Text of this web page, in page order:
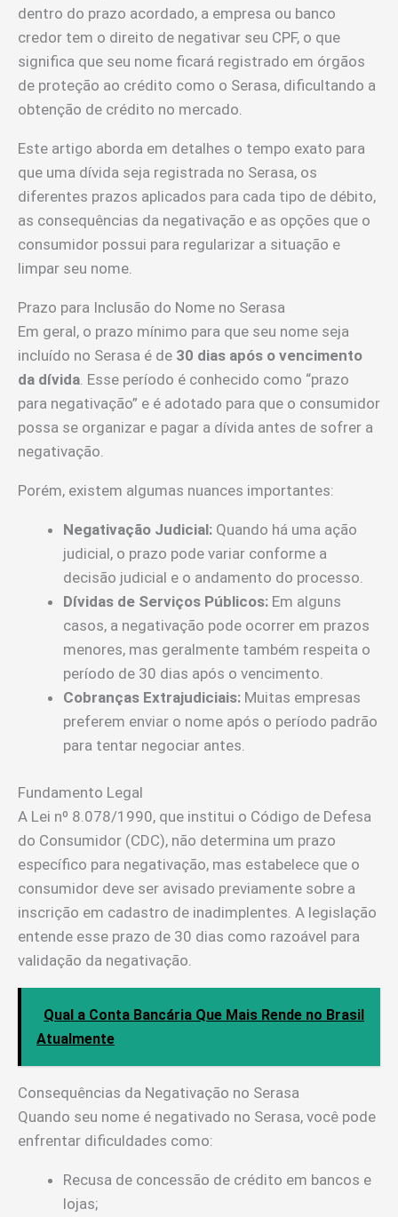
dentro do prazo acordado, a empresa ou banco
credor tem o direito de negativar seu CPF, o que
significa que seu nome ficará registrado em órgãos
de proteção ao crédito como o Serasa, dificultando a
obtenção de crédito no mercado.
Este artigo aborda em detalhes o tempo exato para
que uma dívida seja registrada no Serasa, os
diferentes prazos aplicados para cada tipo de débito,
as consequências da negativação e as opções que o
consumidor possui para regularizar a situação e
limpar seu nome.
Prazo para Inclusão do Nome no Serasa
Em geral, o prazo mínimo para que seu nome seja
incluído no Serasa é de 30 dias após o vencimento
da dívida. Esse período é conhecido como “prazo
para negativação” e é adotado para que o consumidor
possa se organizar e pagar a dívida antes de sofrer a
negativação.
Porém, existem algumas nuances importantes:
Negativação Judicial: Quando há uma ação
judicial, o prazo pode variar conforme a
decisão judicial e o andamento do processo.
Dívidas de Serviços Públicos: Em alguns
casos, a negativação pode ocorrer em prazos
menores, mas geralmente também respeita o
período de 30 dias após o vencimento.
Cobranças Extrajudiciais: Muitas empresas
preferem enviar o nome após o período padrão
para tentar negociar antes.
Fundamento Legal
A Lei nº 8.078/1990, que institui o Código de Defesa
do Consumidor (CDC), não determina um prazo
específico para negativação, mas estabelece que o
consumidor deve ser avisado previamente sobre a
inscrição em cadastro de inadimplentes. A legislação
entende esse prazo de 30 dias como razoável para
validação da negativação.
Qual a Conta Bancária Que Mais Rende no Brasil
Atualmente
Consequências da Negativação no Serasa
Quando seu nome é negativado no Serasa, você pode
enfrentar dificuldades como:
Recusa de concessão de crédito em bancos e
lojas;